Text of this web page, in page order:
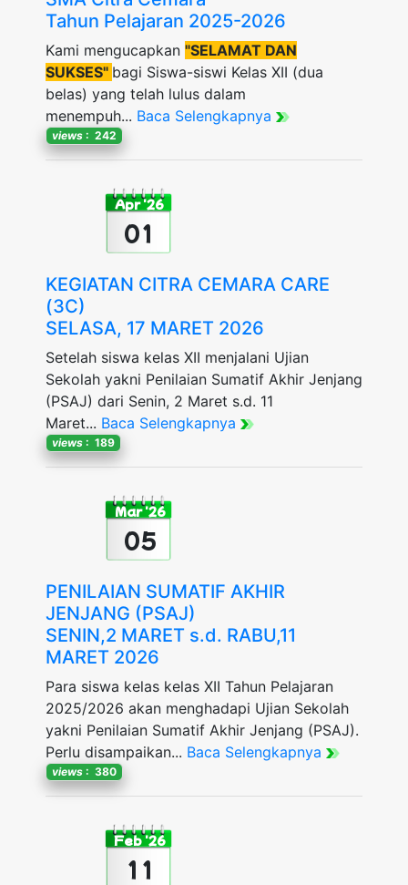
Tahun Pelajaran 2025-2026
Kami mengucapkan "SELAMAT DAN
SUKSES" bagi Siswa-siswi Kelas XII (dua
belas) yang telah lulus dalam
menempuh... Baca Selengkapnya
views : 242
Apr '26
01
KEGIATAN CITRA CEMARA CARE
(3C)
SELASA, 17 MARET 2026
Setelah siswa kelas XII menjalani Ujian
Sekolah yakni Penilaian Sumatif Akhir Jenjang
(PSAJ) dari Senin, 2 Maret s.d. 11
Maret... Baca Selengkapnya
views : 189
Mar '26
05
PENILAIAN SUMATIF AKHIR
JENJANG (PSAJ)
SENIN,2 MARET s.d. RABU,11
MARET 2026
Para siswa kelas kelas XII Tahun Pelajaran
2025/2026 akan menghadapi Ujian Sekolah
yakni Penilaian Sumatif Akhir Jenjang (PSAJ).
Perlu disampaikan... Baca Selengkapnya
views : 380
Feb '26
11